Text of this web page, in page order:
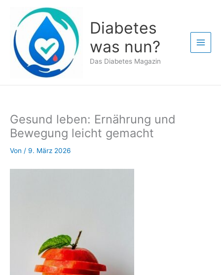
springen
Diabetes
was nun?
Das Diabetes Magazin
Gesund leben: Ernährung und
Bewegung leicht gemacht
Von / 9. März 2026